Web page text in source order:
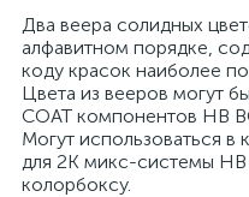
Два веера солидных
алфавитном порядке,
коду красок наиболее
Цвета из вееров могут
COAT компонентов HB
Могут использоваться в
для 2К микс-системы HB
колорбоксу.